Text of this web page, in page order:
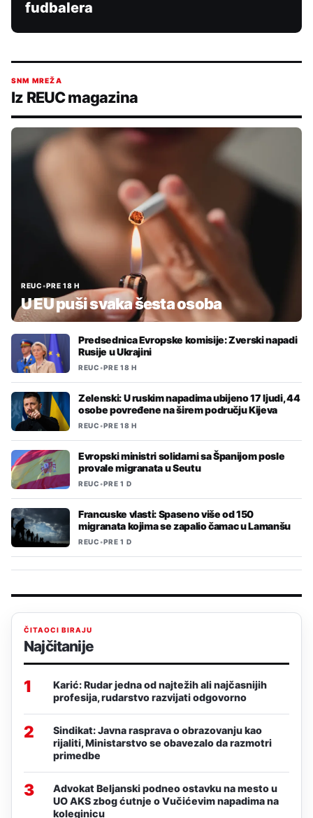
fudbalera
SNM MREŽA
Iz REUC magazina
REUC•PRE 18 H
U EU puši svaka šesta osoba
Predsednica Evropske komisije: Zverski napadi
Rusije u Ukrajini
REUC•PRE 18 H
Zelenski: U ruskim napadima ubijeno 17 ljudi, 44
osobe povređene na širem području Kijeva
REUC•PRE 18 H
Evropski ministri solidarni sa Španijom posle
provale migranata u Seutu
REUC•PRE 1 D
Francuske vlasti: Spaseno više od 150
migranata kojima se zapalio čamac u Lamanšu
REUC•PRE 1 D
ČITAOCI BIRAJU
Najčitanije
1
Karić: Rudar jedna od najtežih ali najčasnijih
profesija, rudarstvo razvijati odgovorno
2
Sindikat: Javna rasprava o obrazovanju kao
rijaliti, Ministarstvo se obavezalo da razmotri
primedbe
3
Advokat Beljanski podneo ostavku na mesto u
UO AKS zbog ćutnje o Vučićevim napadima na
koleginicu